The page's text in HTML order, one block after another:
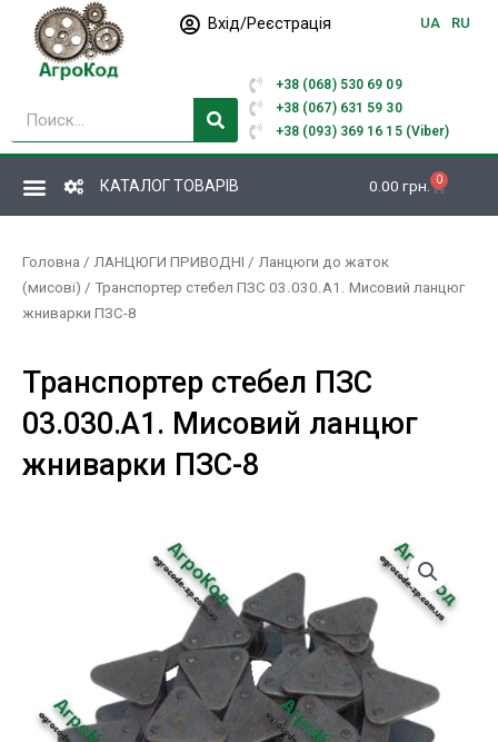
Перейти
вмісту
Вхід/Реєстрація UA RU
Пошук
+38 (068) 530 69 09
+38 (067) 631 59 30
+38 (093) 369 16 15 (Viber)
КАТАЛОГ ТОВАРІВ 0.00 грн. 0
Кошик
Головна / ЛАНЦЮГИ ПРИВОДНІ / Ланцюги до жаток
(мисові) / Транспортер стебел ПЗС 03.030.А1. Мисовий ланцюг
жниварки ПЗС-8
Транспортер стебел ПЗС
03.030.А1. Мисовий ланцюг
жниварки ПЗС-8